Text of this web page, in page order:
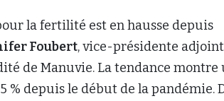
la fertilité est en hausse depuis
Foubert, vice-présidente
de Manuvie. La tendance montre
% depuis le début de la pandémie.